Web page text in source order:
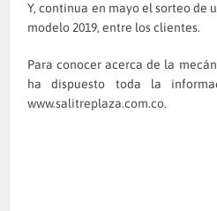
Y, continua en mayo el sorteo de
modelo 2019, entre los clientes.
Para conocer acerca de la
ha dispuesto toda la
www.salitreplaza.com.co.